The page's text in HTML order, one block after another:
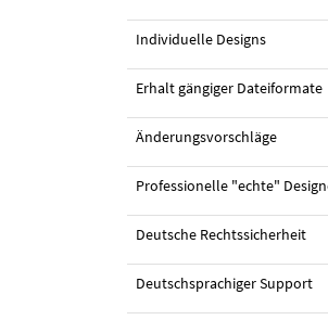
#8 Logo-Visitenkarte
Individuelle Designs
Erhalt gängiger Dateiformate
Änderungsvorschläge
Professionelle "echte"
Deutsche Rechtssicherheit
Deutschsprachiger Support